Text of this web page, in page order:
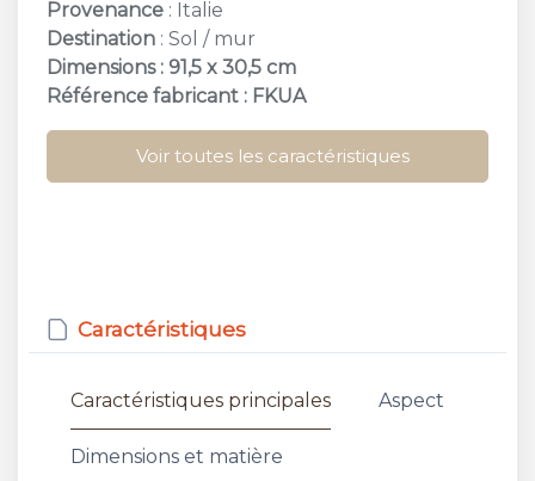
Provenance : Italie
Destination : Sol / mur
Dimensions : 91,5 x 30,5 cm
Référence fabricant : FKUA
Voir toutes les caractéristiques
Caractéristiques
Caractéristiques principales Aspect
Dimensions et matière